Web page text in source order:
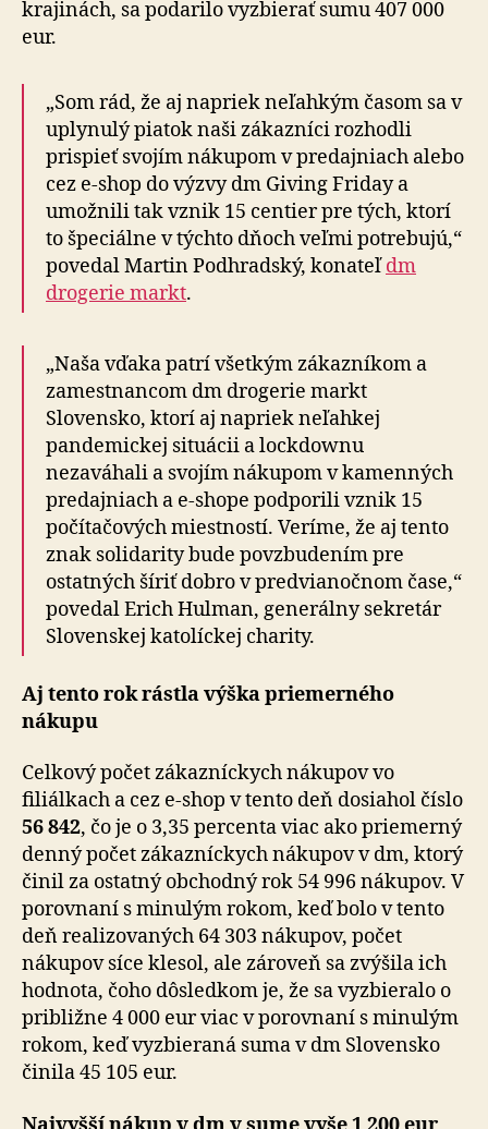
krajinách, sa podarilo vyzbierať sumu 407 000
eur.
„Som rád, že aj napriek neľahkým časom sa v
uplynulý piatok naši zákazníci rozhodli
prispieť svojím nákupom v predajniach alebo
cez e-shop do výzvy dm Giving Friday a
umožnili tak vznik 15 centier pre tých, ktorí
to špeciálne v týchto dňoch veľmi potrebujú,“
povedal Martin Podhradský, konateľdm
drogerie markt.
„Naša vďaka patrí všetkým zákazníkom a
zamestnancom dm drogerie markt
Slovensko, ktorí aj napriek neľahkej
pandemickej situácii a lockdownu
nezaváhali a svojím nákupom v kamenných
predajniach a e-shope podporili vznik 15
počítačových miestností. Veríme, že aj tento
znak solidarity bude povzbudením pre
ostatných šíriť dobro v predvianočnom čase,“
povedal Erich Hulman, generálny sekretár
Slovenskej katolíckej charity.
Aj tento rok rástla výška priemerného
nákupu
Celkový počet zákazníckych nákupov vo
filiálkach a cez e-shop v tento deň dosiahol číslo
56 842, čo je o 3,35 percenta viac ako priemerný
denný počet zákazníckych nákupov v dm, ktorý
činil za ostatný obchodný rok 54 996 nákupov. V
porovnaní s minulým rokom, keď bolo v tento
deň realizovaných 64 303 nákupov, počet
nákupov síce klesol, ale zároveň sa zvýšila ich
hodnota, čoho dôsledkom je, že sa vyzbieralo o
približne 4 000 eur viac v porovnaní s minulým
rokom, keď vyzbieraná suma v dm Slovensko
činila 45 105 eur.